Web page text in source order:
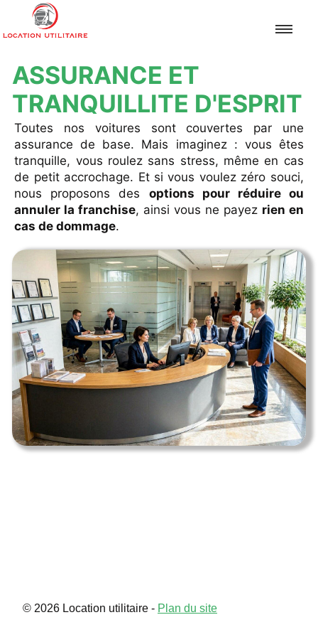
Accueil
Assurance et tranquillité d’esprit
Kilométrage et carburant
Modèles
Réservation
Restitution
Contact
ASSURANCE ET
TRANQUILLITE D'ESPRIT
Toutes nos voitures sont couvertes par une
assurance de base. Mais imaginez : vous êtes
tranquille, vous roulez sans stress, même en cas
de petit accrochage. Et si vous voulez zéro souci,
nous proposons des options pour réduire ou
annuler la franchise, ainsi vous ne payez rien en
cas de dommage.
© 2026 Location utilitaire - Plan du site